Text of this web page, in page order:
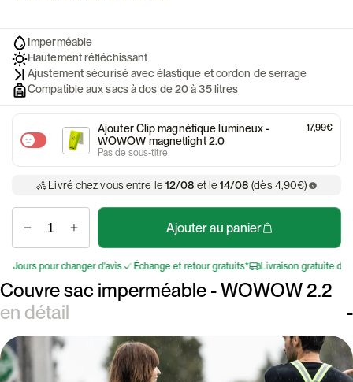
Imperméable
Hautement réfléchissant
Ajustement sécurisé avec élastique et cordon de serrage
Compatible aux sacs à dos de 20 à 35 litres
Ajouter Clip magnétique lumineux -
WOWOW magnetlight 2.0
Pas de sous-titre
17,99€
Livré chez vous entre le 12/08 et le 14/08(dès 4,90€)
Ajouter au panier
pour changer d'avis Échange et retour gratuits* Livraison gratuite dès
Couvre sac imperméable - WOWOW 2.2
en détail